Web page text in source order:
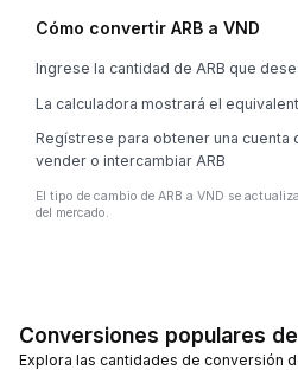
Cómo convertir ARB a VND
Ingrese la cantidad de ARB que
La calculadora mostrará el
Regístrese para obtener una cuenta
vender o intercambiar ARB
El tipo de cambio de ARB a VND se
del mercado.
Conversiones populares de
Explora las cantidades de conversión